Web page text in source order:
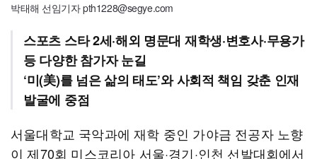
박태해 선임기자 pth1228@segye.com
스포츠 스타 2세·해외 명문대 재학생·변호사·무용가
등 다양한 참가자 눈길
‘미(美)를 넘은 삶의 태도’와 사회적 책임 갖춘 인재
발굴에 중점
서울대학교 국악과에 재학 중인 가야금 전공자 노향
이 제70회 미스코리아 서울·경기·인천 선발대회에서